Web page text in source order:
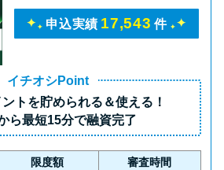
申込実績 17,543 件
イチオシPoint
ト を貯められる＆使える！
ら最短15分で融資完了
限度額 審査時間